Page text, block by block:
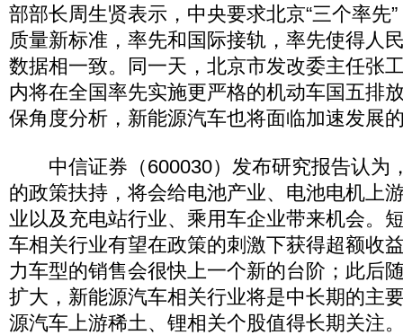
部部长周生贤表示，中央要求北京“三个率先
质量新标准，率先和国际接轨，率先使得人
数据相一致。同一天，北京市发改委主任张
内将在全国率先实施更严格的机动车国五排
保角度分析，新能源汽车也将面临加速发展
中信证券（600030）发布研究报告认为
的政策扶持，将会给电池产业、电池电机上
业以及充电站行业、乘用车企业带来机会。
车相关行业有望在政策的刺激下获得超额收
力车型的销售会很快上一个新的台阶；此后
扩大，新能源汽车相关行业将是中长期的主
源汽车上游稀土、锂相关个股值得长期关注